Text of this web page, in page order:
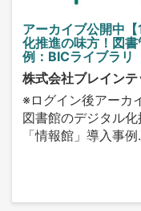
アーカイブ公開中
化推進の味方！図
例：BICライブラリ
株式会社ブレインテ
※ログイン後アーカ
図書館のデジタル
「情報館」導入事